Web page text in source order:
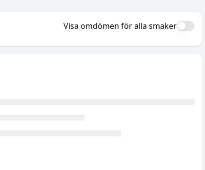
Visa omdömen för alla smaker